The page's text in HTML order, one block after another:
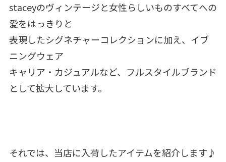
staceyのヴィンテージと女性らしいものすべてへの
愛をはっきりと
表現したシグネチャーコレクションに加え、イブ
ニングウェア
キャリア・カジュアルなど、フルスタイルブランド
として拡大しています。
それでは、当店に入荷したアイテムを紹介します♪